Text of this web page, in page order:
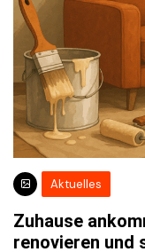
Aktuelles
Zuhause
renovieren und